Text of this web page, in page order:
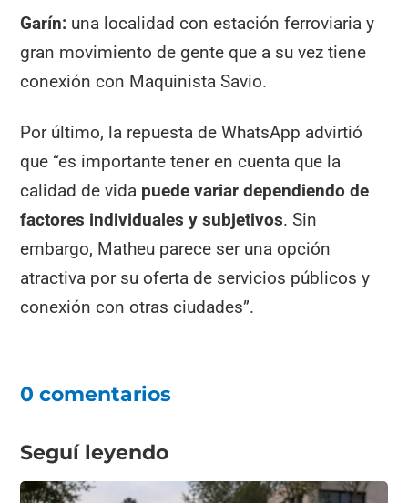
Garín: una localidad con estación ferroviaria y
gran movimiento de gente que a su vez tiene
conexión con Maquinista Savio.
Por último, la repuesta de WhatsApp advirtió
que “es importante tener en cuenta que la
calidad de vida puede variar dependiendo de
factores individuales y subjetivos. Sin
embargo, Matheu parece ser una opción
atractiva por su oferta de servicios públicos y
conexión con otras ciudades”.
0 comentarios
Seguí leyendo